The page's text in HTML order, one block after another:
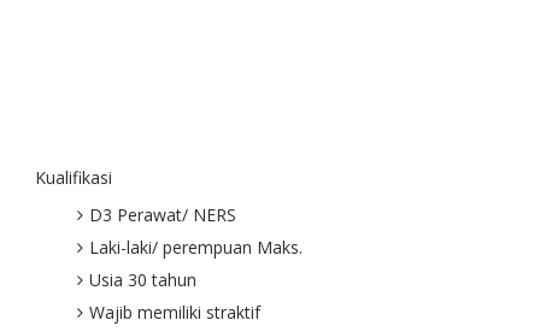
Kualifikasi
D3 Perawat/ NERS
Laki-laki/ perempuan Maks.
Usia 30 tahun
Wajib memiliki straktif